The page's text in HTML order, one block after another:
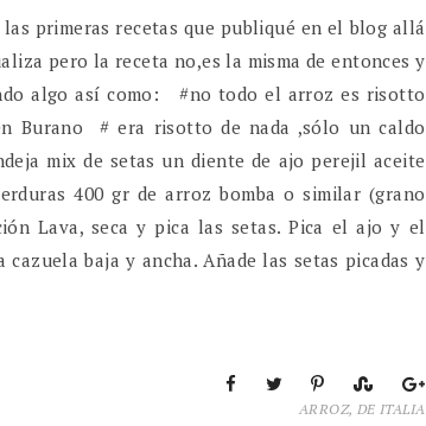
primeras recetas que publiqué en el blog allá
pero la receta no,es la misma de entonces y
algo así como: #no todo el arroz es risotto
Burano # era risotto de nada ,sólo un caldo
mix de setas un diente de ajo perejil aceite
400 gr de arroz bomba o similar (grano
Lava, seca y pica las setas. Pica el ajo y el
baja y ancha. Añade las setas picadas y
ARROZ, DE ITALIA